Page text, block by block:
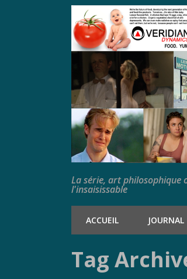
La série, art philosophique
l'insaisissable
ACCUEIL JOURNAL
Tag